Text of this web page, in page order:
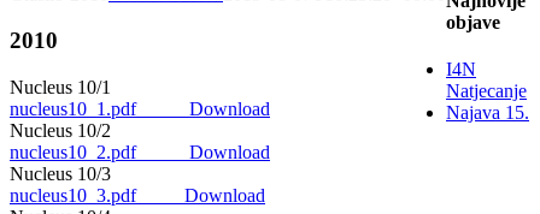
2010
Nucleus 10/1
nucleus10_1.pdf Download
Nucleus 10/2
nucleus10_2.pdf Download
Nucleus 10/3
nucleus10_3.pdf Download
objave
I4N
Natjecanje
Najava 15.